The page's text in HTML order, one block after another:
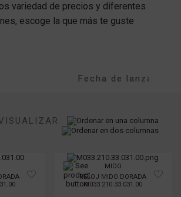
variedad de precios y diferentes
escoge la que más te guste
MIDO
RELOJ MIDO DORADA
M033.210.33.031.00